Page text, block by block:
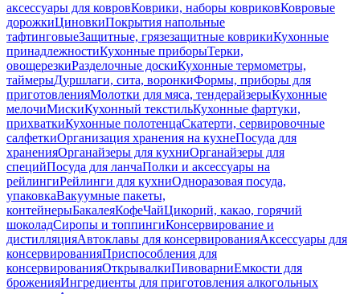
аксессуары для ковровКоврики, наборы ковриковКовровые
дорожкиЦиновкиПокрытия напольные
тафтинговыеЗащитные, грязезащитные коврикиКухонные
принадлежностиКухонные приборыТерки,
овощерезкиРазделочные доскиКухонные термометры,
таймерыДуршлаги, сита, воронкиФормы, приборы для
приготовленияМолотки для мяса, тендерайзерыКухонные
мелочиМискиКухонный текстильКухонные фартуки,
прихваткиКухонные полотенцаСкатерти, сервировочные
салфеткиОрганизация хранения на кухнеПосуда для
храненияОрганайзеры для кухниОрганайзеры для
специйПосуда для ланчаПолки и аксессуары на
рейлингиРейлинги для кухниОдноразовая посуда,
упаковкаВакуумные пакеты,
контейнерыБакалеяКофеЧайЦикорий, какао, горячий
шоколадСиропы и топпингиКонсервирование и
дистилляцияАвтоклавы для консервированияАксессуары для
консервированияПриспособления для
консервированияОткрывалкиПивоварниЕмкости для
броженияИнгредиенты для приготовления алкогольных